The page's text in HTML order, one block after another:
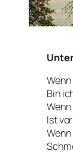
Bin
Ist